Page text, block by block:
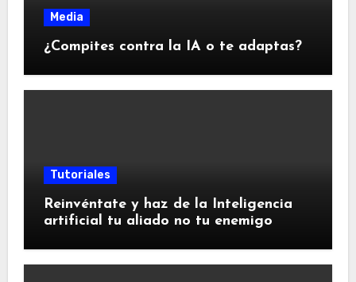
Media
¿Compites contra la IA o te adaptas?
Tutoriales
Reinvéntate y haz de la Inteligencia
artificial tu aliado no tu enemigo